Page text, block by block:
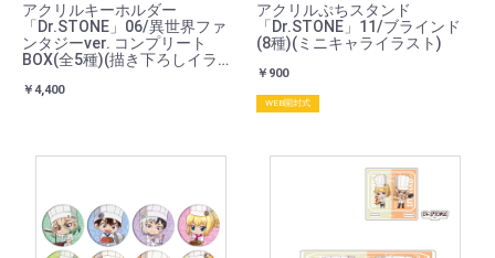
アクリルキーホルダー
「Dr.STONE」06/異世界ファ
ンタジーver. コンプリート
BOX(全5種)(描き下ろしイラス
￥4,400
アクリルぷちスタンド
「Dr.STONE」11/ブラインド
(8種)(ミニキャライラスト)
￥900
WEB開封式